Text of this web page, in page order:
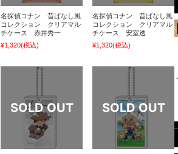
名探偵コナン 昔ばなし風
コレクション クリアマル
チケース 赤井秀一
¥1,320(税込)
名探偵コナン 昔ばなし風
コレクション クリアマル
チケース 安室透
¥1,320(税込)